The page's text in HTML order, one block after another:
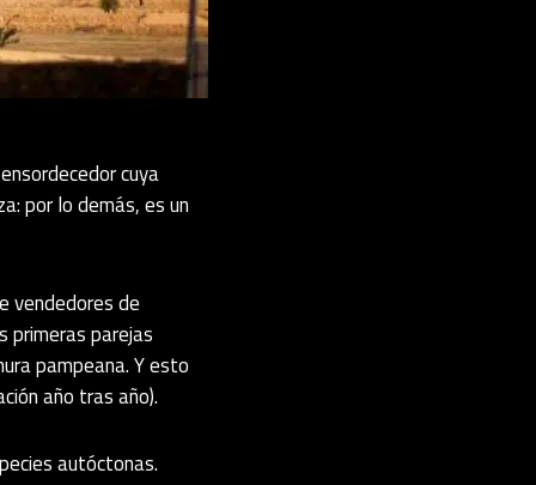
cuya
por lo demás, es un
vendedores de
primeras parejas
pampeana. Y esto
año tras año).
autóctonas.